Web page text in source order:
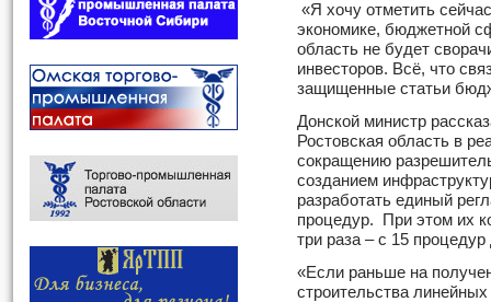
«Я хочу отметить
экономике, бюджетной
область не будет
инвесторов. Всё, что
защищенные статьи
Донской министр
Ростовская область в
сокращению
созданием
разработать единый
процедур. При этом их
три раза – с 15 процедур
«Если раньше на
строительства